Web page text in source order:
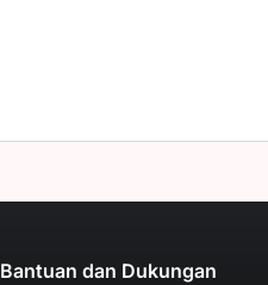
Bantuan dan Dukungan